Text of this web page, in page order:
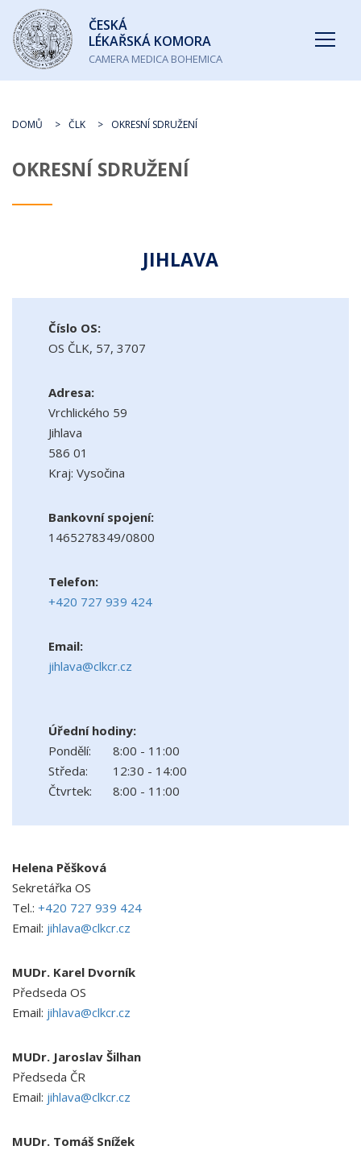
Česká
lékařská
komora
ČESKÁ
LÉKAŘSKÁ KOMORA
CAMERA MEDICA BOHEMICA
DOMŮ ČLK OKRESNÍ SDRUŽENÍ
OKRESNÍ SDRUŽENÍ
JIHLAVA
Číslo OS:
OS ČLK, 57, 3707
Adresa:
Vrchlického 59
Jihlava
586 01
Kraj: Vysočina
Bankovní spojení:
1465278349/0800
Telefon:
+420 727 939 424
Email:
jihlava@clkcr.cz
Úřední hodiny:
Pondělí:
8:00 - 11:00
Středa:
12:30 - 14:00
Čtvrtek:
8:00 - 11:00
Helena Pěšková
Sekretářka OS
Tel.: +420 727 939 424
Email: jihlava@clkcr.cz
MUDr. Karel Dvorník
Předseda OS
Email: jihlava@clkcr.cz
MUDr. Jaroslav Šilhan
Předseda ČR
Email: jihlava@clkcr.cz
MUDr. Tomáš Snížek